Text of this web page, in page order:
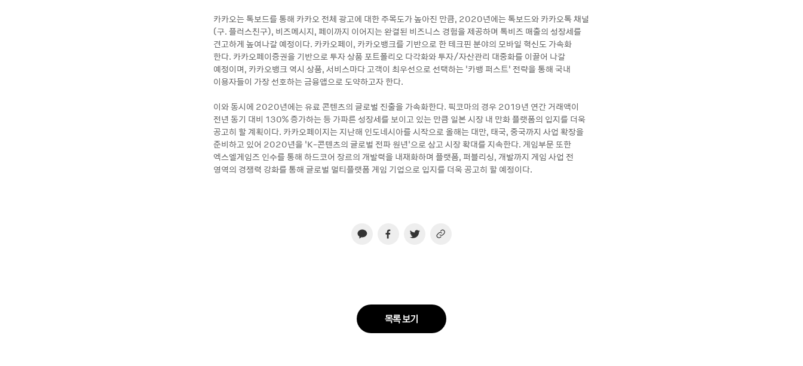
카카오는 톡보드를 통해 카카오 전체 광고에 대한 주목도가 높아진 만큼, 2020년에는 톡보드와 카카오톡 채널
(구. 플러스친구), 비즈메시지, 페이까지 이어지는 완결된 비즈니스 경험을 제공하며 톡비즈 매출의 성장세를
견고하게 높여나갈 예정이다. 카카오페이, 카카오뱅크를 기반으로 한 테크핀 분야의 모바일 혁신도 가속화
한다. 카카오페이증권을 기반으로 투자 상품 포트폴리오 다각화와 투자/자산관리 대중화를 이끌어 나갈
예정이며, 카카오뱅크 역시 상품, 서비스마다 고객이 최우선으로 선택하는 ‘카뱅 퍼스트’ 전략을 통해 국내
이용자들이 가장 선호하는 금융앱으로 도약하고자 한다.
이와 동시에 2020년에는 유료 콘텐츠의 글로벌 진출을 가속화한다. 픽코마의 경우 2019년 연간 거래액이
전년 동기 대비 130% 증가하는 등 가파른 성장세를 보이고 있는 만큼 일본 시장 내 만화 플랫폼의 입지를 더욱
공고히 할 계획이다. 카카오페이지는 지난해 인도네시아를 시작으로 올해는 대만, 태국, 중국까지 사업 확장을
준비하고 있어 2020년을 ‘K-콘텐츠의 글로벌 전파 원년’으로 삼고 시장 확대를 지속한다. 게임부문 또한
엑스엘게임즈 인수를 통해 하드코어 장르의 개발력을 내재화하며 플랫폼, 퍼블리싱, 개발까지 게임 사업 전
영역의 경쟁력 강화를 통해 글로벌 멀티플랫폼 게임 기업으로 입지를 더욱 공고히 할 예정이다.
목록 보기